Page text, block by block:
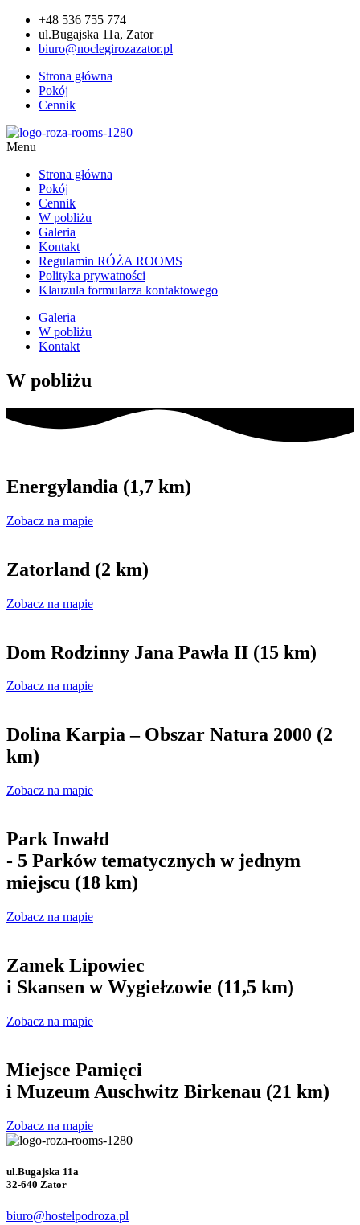
+48 536 755 774
ul.Bugajska 11a, Zator
biuro@noclegirozazator.pl
Strona główna
Pokój
Cennik
Menu
Strona główna
Pokój
Cennik
W pobliżu
Galeria
Kontakt
Regulamin RÓŻA ROOMS
Polityka prywatności
Klauzula formularza kontaktowego
Galeria
W pobliżu
Kontakt
W pobliżu
Energylandia (1,7 km)
Zobacz na mapie
Zatorland (2 km)
Zobacz na mapie
Dom Rodzinny Jana Pawła II (15 km)
Zobacz na mapie
Dolina Karpia – Obszar Natura 2000 (2
km)
Zobacz na mapie
Park Inwałd
- 5 Parków tematycznych w jednym
miejscu (18 km)
Zobacz na mapie
Zamek Lipowiec
i Skansen w Wygiełzowie (11,5 km)
Zobacz na mapie
Miejsce Pamięci
i Muzeum Auschwitz Birkenau (21 km)
Zobacz na mapie
ul.Bugajska 11a
32-640 Zator
biuro@hostelpodroza.pl